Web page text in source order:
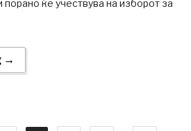
ќе учествува на изборот за
→